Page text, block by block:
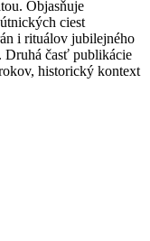
Objasňuje
ciest
i rituálov jubilejného
Druhá časť publikácie
historický kontext